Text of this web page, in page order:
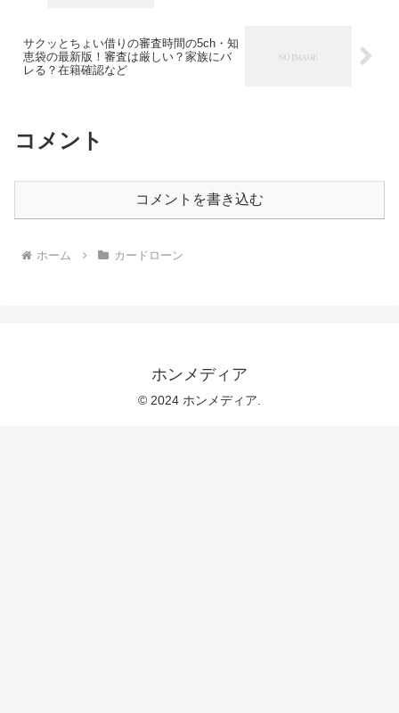
サクッとちょい借りの審査時間の5ch・知
恵袋の最新版！審査は厳しい？家族にバ
レる？在籍確認など
コメント
コメントを書き込む
ホーム カードローン
ホンメディア
© 2024 ホンメディア.